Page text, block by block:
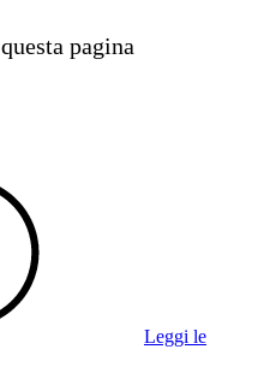
pagina
Leggi le